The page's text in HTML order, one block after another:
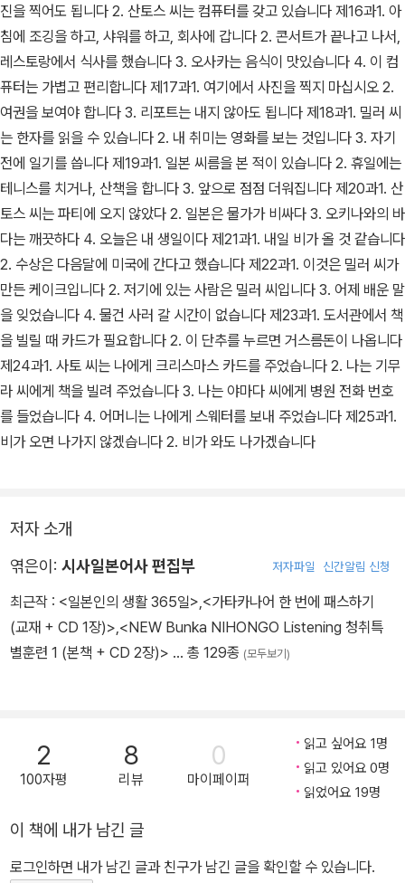
진을 찍어도 됩니다 2. 산토스 씨는 컴퓨터를 갖고 있습니다 제16과1. 아
침에 조깅을 하고, 샤워를 하고, 회사에 갑니다 2. 콘서트가 끝나고 나서,
레스토랑에서 식사를 했습니다 3. 오사카는 음식이 맛있습니다 4. 이 컴
퓨터는 가볍고 편리합니다 제17과1. 여기에서 사진을 찍지 마십시오 2.
여권을 보여야 합니다 3. 리포트는 내지 않아도 됩니다 제18과1. 밀러 씨
는 한자를 읽을 수 있습니다 2. 내 취미는 영화를 보는 것입니다 3. 자기
전에 일기를 씁니다 제19과1. 일본 씨름을 본 적이 있습니다 2. 휴일에는
테니스를 치거나, 산책을 합니다 3. 앞으로 점점 더워집니다 제20과1. 산
토스 씨는 파티에 오지 않았다 2. 일본은 물가가 비싸다 3. 오키나와의 바
다는 깨끗하다 4. 오늘은 내 생일이다 제21과1. 내일 비가 올 것 같습니다
2. 수상은 다음달에 미국에 간다고 했습니다 제22과1. 이것은 밀러 씨가
만든 케이크입니다 2. 저기에 있는 사람은 밀러 씨입니다 3. 어제 배운 말
을 잊었습니다 4. 물건 사러 갈 시간이 없습니다 제23과1. 도서관에서 책
을 빌릴 때 카드가 필요합니다 2. 이 단추를 누르면 거스름돈이 나옵니다
제24과1. 사토 씨는 나에게 크리스마스 카드를 주었습니다 2. 나는 기무
라 씨에게 책을 빌려 주었습니다 3. 나는 야마다 씨에게 병원 전화 번호
를 들었습니다 4. 어머니는 나에게 스웨터를 보내 주었습니다 제25과1.
비가 오면 나가지 않겠습니다 2. 비가 와도 나가겠습니다
저자 소개
엮은이: 시사일본어사 편집부 저자파일 신간알림 신청
최근작 : <일본인의 생활 365일>,<가타카나어 한 번에 패스하기
(교재 + CD 1장)>,<NEW Bunka NIHONGO Listening 청취특
별훈련 1 (본책 + CD 2장)> … 총 129종 (모두보기)
2
100자평
8
리뷰
0
마이페이퍼
읽고 싶어요 1명
읽고 있어요 0명
읽었어요 19명
이 책에 내가 남긴 글
로그인하면 내가 남긴 글과 친구가 남긴 글을 확인할 수 있습니다.